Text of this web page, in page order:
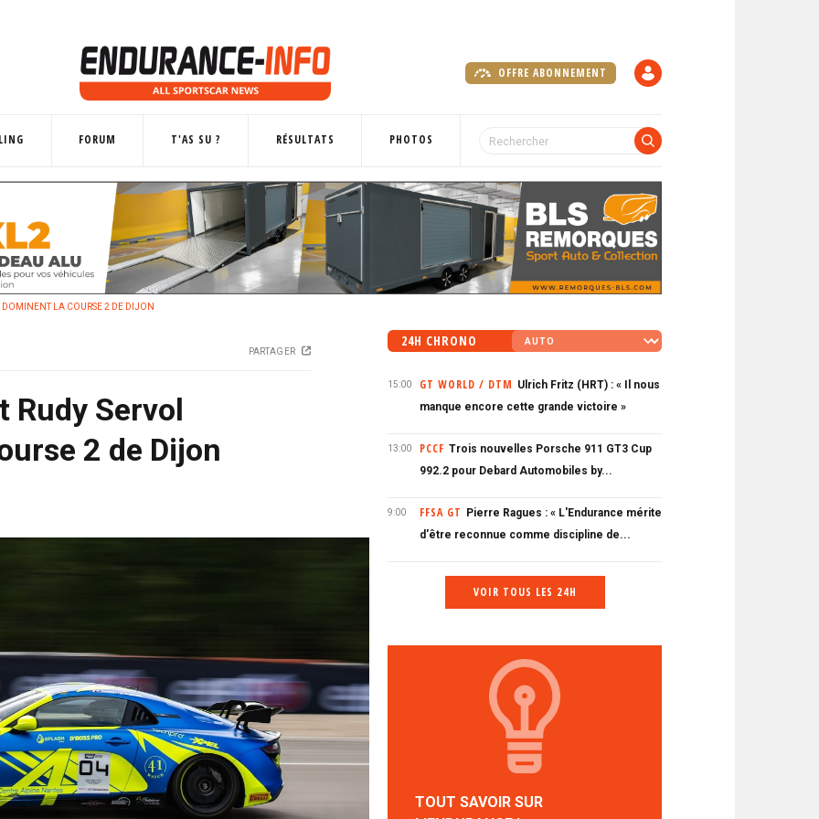
OFFRE ABONNEMENT
FORUM T'AS SU ? RÉSULTATS PHOTOS
DOMINENT LA COURSE 2 DE DIJON
PARTAGER
Rudy Servol
2 de Dijon
24H CHRONO
15:00 GT WORLD / DTM Ulrich Fritz (HRT) : « Il nous
manque encore cette grande victoire »
13:00 PCCF Trois nouvelles Porsche 911 GT3 Cup
992.2 pour Debard Automobiles by...
9:00 FFSA GT Pierre Ragues : « L'Endurance mérite
d'être reconnue comme discipline de...
VOIR TOUS LES 24H
TOUT SAVOIR SUR